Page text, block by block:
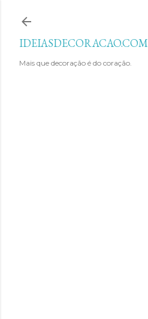
IDEIASDECORACAO.COM
Mais que decoração é do coração.